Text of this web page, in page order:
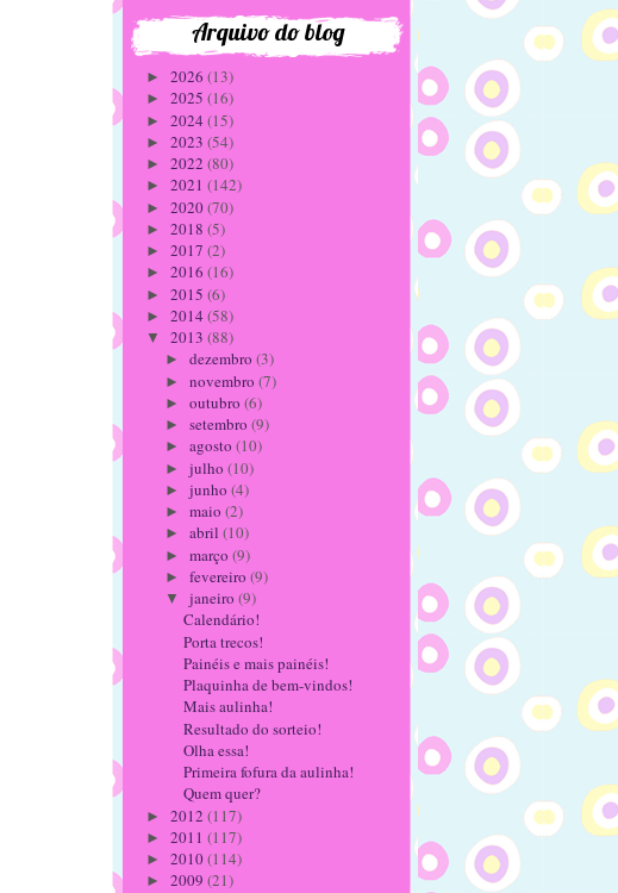
Arquivo do blog
► 2026 (13)
► 2025 (16)
► 2024 (15)
► 2023 (54)
► 2022 (80)
► 2021 (142)
► 2020(70)
► 2018 (5)
► 2017 (2)
► 2016 (16)
► 2015 (6)
► 2014 (58)
▼ 2013 (88)
► dezembro (3)
► novembro (7)
► outubro (6)
► setembro (9)
► agosto (10)
► julho (10)
► junho (4)
► maio (2)
► abril (10)
► março (9)
► fevereiro (9)
▼ janeiro (9)
Calendário!
Porta trecos!
Painéis e mais painéis!
Plaquinha de bem-vindos!
Mais aulinha!
Resultado do sorteio!
Olha essa!
Primeira fofura da aulinha!
Quem quer?
► 2012 (117)
► 2011 (117)
► 2010(114)
► 2009 (21)